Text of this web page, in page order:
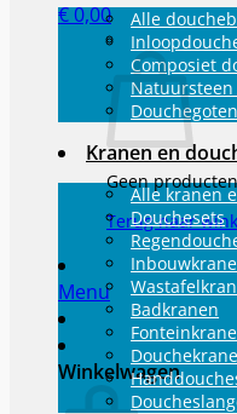
€0,00
Geen
Terug naar
Menu
Winkelwagen
Alle
Composiet
Douchegoten
Kranen en
Alle kranen
Douchesets
Badkranen